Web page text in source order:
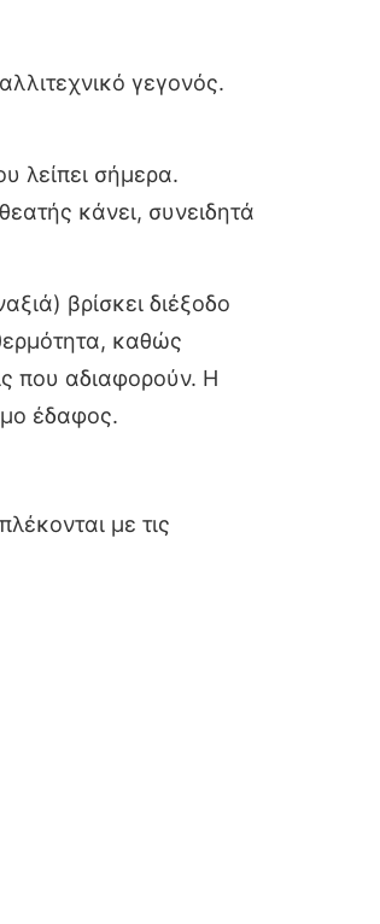
γεγονός.
λείπει σήμερα.
κάνει, συνειδητά
βρίσκει διέξοδο
καθώς
που αδιαφορούν. Η
έδαφος.
με τις